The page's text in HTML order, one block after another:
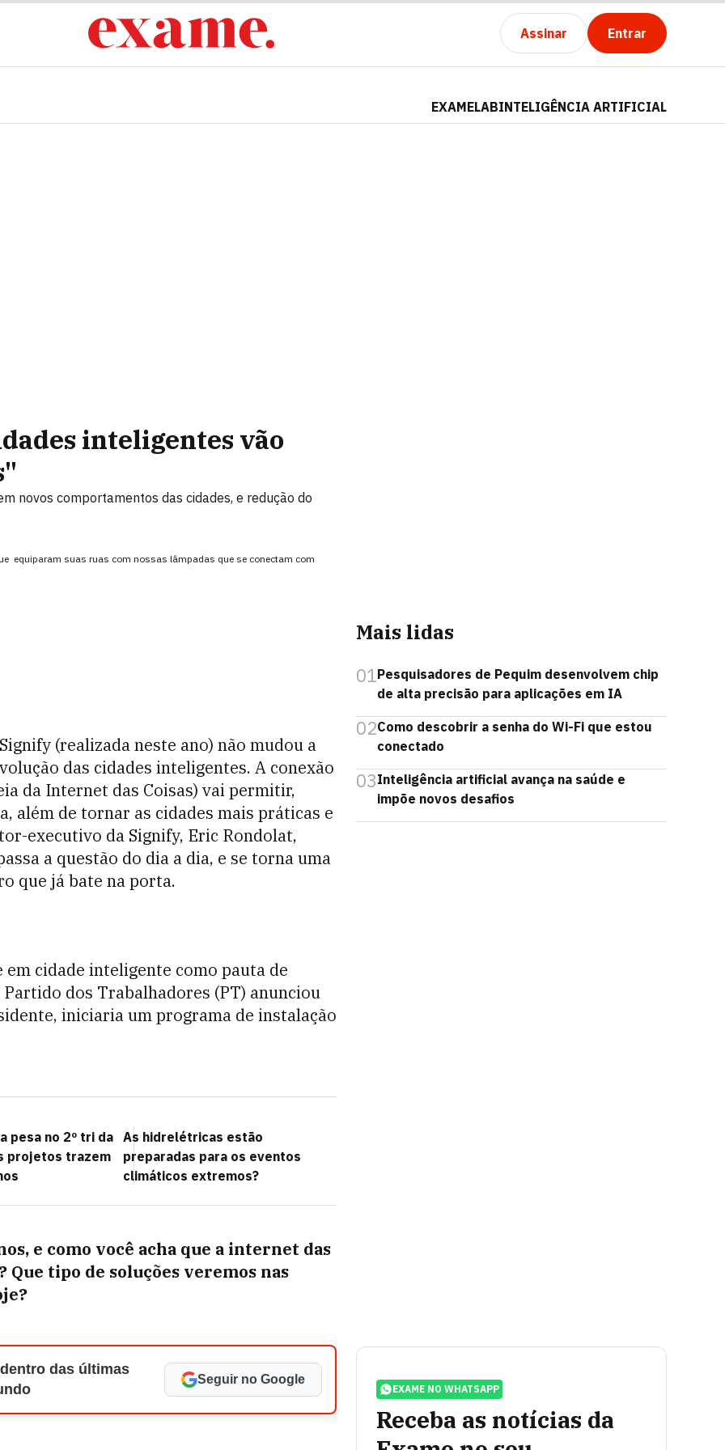
Assinar Entrar
EXAMELABINTELIGÊNCIA ARTIFICIAL
inteligentes vão
novos comportamentos das cidades, e redução do
equiparam suas ruas com nossas lâmpadas que se conectam com
(realizada neste ano) não mudou a
das cidades inteligentes. A conexão
da Internet das Coisas) vai permitir,
além de tornar as cidades mais práticas e
executivo da Signify, Eric Rondolat,
a questão do dia a dia, e se torna uma
que já bate na porta.
em cidade inteligente como pauta de
dos Trabalhadores (PT) anunciou
iniciaria um programa de instalação
pesa no 2º tri da
projetos trazem
As hidrelétricas estão
preparadas para os eventos
climáticos extremos?
e como você acha que a internet das
Que tipo de soluções veremos nas
das últimas
Seguir no Google
Mais lidas
01Pesquisadores de Pequim desenvolvem chip
de alta precisão para aplicações em IA
02Como descobrir a senha do Wi-Fi que estou
conectado
03Inteligência artificial avança na saúde e
impõe novos desafios
EXAME NO WHATSAPP
Receba as notícias da